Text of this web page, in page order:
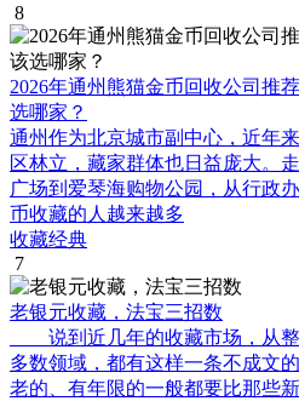
8
2026年通州熊猫金币回收公司推
选哪家？
通州作为北京城市副中心，近年
区林立，藏家群体也日益庞大。
广场到爱琴海购物公园，从行政
币收藏的人越来越多
收藏经典
7
老银元收藏，法宝三招数
说到近几年的收藏市场，从整
多数领域，都有这样一条不成文
老的、有年限的一般都要比那些